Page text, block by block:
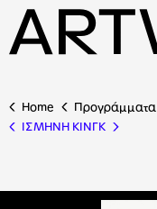
Home Προγράμματα
ΙΣΜΗΝΗ ΚΙΝΓΚ